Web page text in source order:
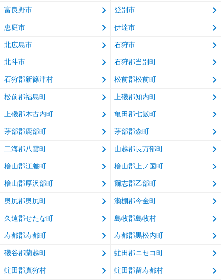
富良野市 登別市
恵庭市 伊達市
北広島市 石狩市
北斗市 石狩郡当別町
石狩郡新篠津村 松前郡松前町
松前郡福島町 上磯郡知内町
上磯郡木古内町 亀田郡七飯町
茅部郡鹿部町 茅部郡森町
二海郡八雲町 山越郡長万部町
檜山郡江差町 檜山郡上ノ国町
檜山郡厚沢部町 爾志郡乙部町
奥尻郡奥尻町 瀬棚郡今金町
久遠郡せたな町 島牧郡島牧村
寿都郡寿都町 寿都郡黒松内町
磯谷郡蘭越町 虻田郡ニセコ町
虻田郡真狩村 虻田郡留寿都村